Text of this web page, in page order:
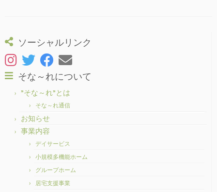
ソーシャルリンク
そな～れについて
”そな～れ”とは
そな～れ通信
お知らせ
事業内容
デイサービス
小規模多機能ホーム
グループホーム
居宅支援事業